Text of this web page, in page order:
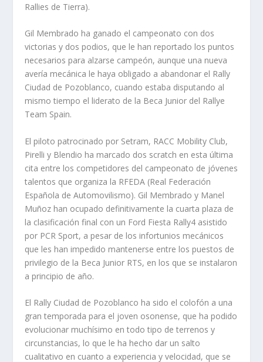
Rallies de Tierra).
Gil Membrado ha ganado el campeonato con dos
victorias y dos podios, que le han reportado los puntos
necesarios para alzarse campeón, aunque una nueva
avería mecánica le haya obligado a abandonar el Rally
Ciudad de Pozoblanco, cuando estaba disputando al
mismo tiempo el liderato de la Beca Junior del Rallye
Team Spain.
El piloto patrocinado por Setram, RACC Mobility Club,
Pirelli y Blendio ha marcado dos scratch en esta última
cita entre los competidores del campeonato de jóvenes
talentos que organiza la RFEDA (Real Federación
Española de Automovilismo). Gil Membrado y Manel
Muñoz han ocupado definitivamente la cuarta plaza de
la clasificación final con un Ford Fiesta Rally4 asistido
por PCR Sport, a pesar de los infortunios mecánicos
que les han impedido mantenerse entre los puestos de
privilegio de la Beca Junior RTS, en los que se instalaron
a principio de año.
El Rally Ciudad de Pozoblanco ha sido el colofón a una
gran temporada para el joven osonense, que ha podido
evolucionar muchísimo en todo tipo de terrenos y
circunstancias, lo que le ha hecho dar un salto
cualitativo en cuanto a experiencia y velocidad, que se